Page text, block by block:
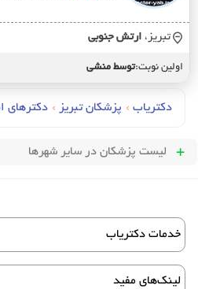
تبریز، ارتش جنوبي
اولین نوبت:توسط منشی
دکتریاب › پزشکان تبریز › دکترهای
لیست پزشکان در سایر شهرها
خدمات دکتریاب
لینک‌های مفید